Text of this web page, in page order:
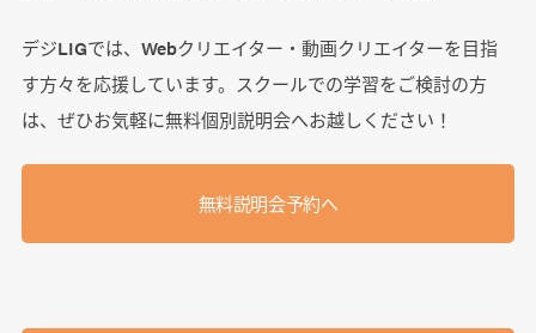
デジLIGでは、Webクリエイター・動画クリエイターを目指
す方々を応援しています。スクールでの学習をご検討の方
は、ぜひお気軽に無料個別説明会へお越しください！
無料説明会予約へ